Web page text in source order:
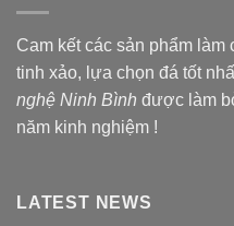
Cam kết các sản phẩm
tinh xảo, lựa chọn đá tốt
nghệ Ninh Bình được làm
năm kinh nghiệm !
LATEST NEWS